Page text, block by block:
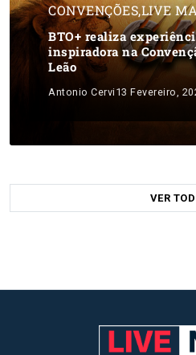
CONVENÇÕES,LIVE
BTO+ realiza
inspiradora na
Leão
Antonio Cervi 13 Fevereiro,
VER